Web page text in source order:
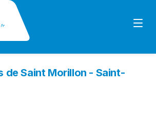
de Saint Morillon - Saint-